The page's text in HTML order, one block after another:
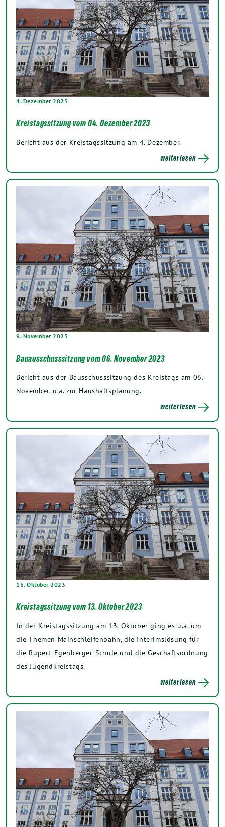
4. Dezember 2023
Kreistagssitzung vom 04. Dezember 2023
Bericht aus der Kreistagssitzung am 4. Dezember.
weiterlesen
9. November 2023
Bauausschusssitzung vom 06. November 2023
Bericht aus der Bausschusssitzung des Kreistags am 06.
November, u.a. zur Haushaltsplanung.
weiterlesen
15. Oktober 2023
Kreistagssitzung vom 13. Oktober 2023
In der Kreistagssitzung am 13. Oktober ging es u.a. um
die Themen Mainschleifenbahn, die Interimslösung für
die Rupert-Egenberger-Schule und die Geschäftsordnung
des Jugendkreistags.
weiterlesen